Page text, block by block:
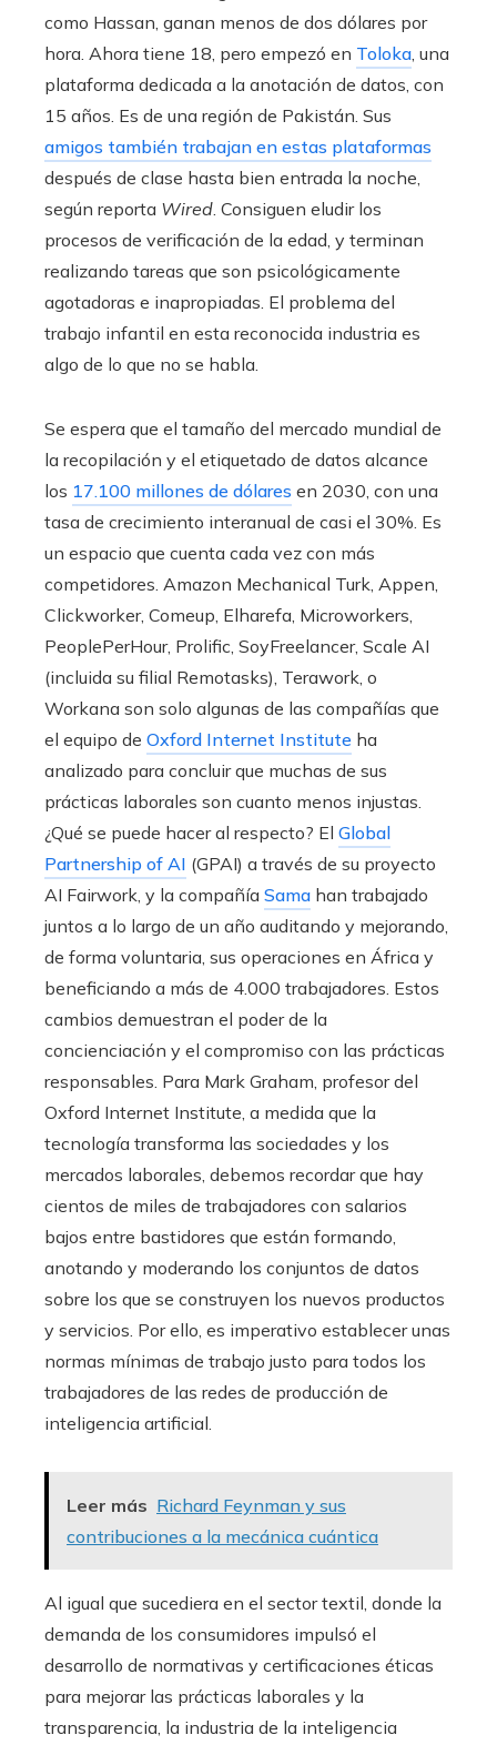
como Hassan, ganan menos de dos dólares por
hora. Ahora tiene 18, pero empezó en Toloka , una
plataforma dedicada a la anotación de datos, con
15 años. Es de una región de Pakistán. Sus
amigos también trabajan en estas plataformas
después de clase hasta bien entrada la noche,
según reporta Wired . Consiguen eludir los
procesos de verificación de la edad, y terminan
realizando tareas que son psicológicamente
agotadoras e inapropiadas. El problema del
trabajo infantil en esta reconocida industria es
algo de lo que no se habla.
Se espera que el tamaño del mercado mundial de
la recopilación y el etiquetado de datos alcance
los 17.100 millones de dólares en 2030, con una
tasa de crecimiento interanual de casi el 30%. Es
un espacio que cuenta cada vez con más
competidores. Amazon Mechanical Turk, Appen,
Clickworker, Comeup, Elharefa, Microworkers,
PeoplePerHour, Prolific, SoyFreelancer, Scale AI
(incluida su filial Remotasks), Terawork, o
Workana son solo algunas de las compañías que
el equipo de Oxford Internet Institute ha
analizado para concluir que muchas de sus
prácticas laborales son cuanto menos injustas.
¿Qué se puede hacer al respecto? El Global
Partnership of AI (GPAI) a través de su proyecto
AI Fairwork, y la compañía Sama han trabajado
juntos a lo largo de un año auditando y mejorando,
de forma voluntaria, sus operaciones en África y
beneficiando a más de 4.000 trabajadores. Estos
cambios demuestran el poder de la
concienciación y el compromiso con las prácticas
responsables. Para Mark Graham, profesor del
Oxford Internet Institute, a medida que la
tecnología transforma las sociedades y los
mercados laborales, debemos recordar que hay
cientos de miles de trabajadores con salarios
bajos entre bastidores que están formando,
anotando y moderando los conjuntos de datos
sobre los que se construyen los nuevos productos
y servicios. Por ello, es imperativo establecer unas
normas mínimas de trabajo justo para todos los
trabajadores de las redes de producción de
inteligencia artificial.
Leer más Richard Feynman y sus
contribuciones a la mecánica cuántica
Al igual que sucediera en el sector textil, donde la
demanda de los consumidores impulsó el
desarrollo de normativas y certificaciones éticas
para mejorar las prácticas laborales y la
transparencia, la industria de la inteligencia